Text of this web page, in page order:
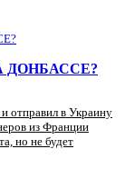
отправил в Украину
из Франции
но не будет